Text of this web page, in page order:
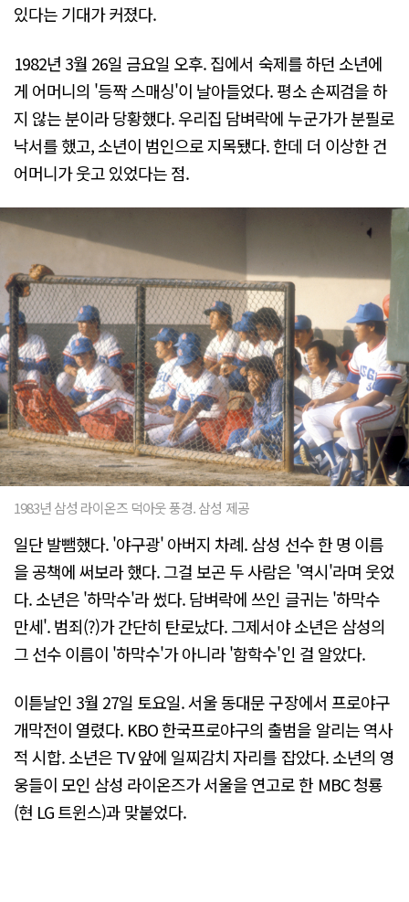
있다는 기대가 커졌다.
1982년 3월 26일 금요일 오후. 집에서 숙제를 하던 소년에
게 어머니의 '등짝 스매싱'이 날아들었다. 평소 손찌검을 하
지 않는 분이라 당황했다. 우리집 담벼락에 누군가가 분필로
낙서를 했고, 소년이 범인으로 지목됐다. 한데 더 이상한 건
어머니가 웃고 있었다는 점.
1983년 삼성 라이온즈 덕아웃 풍경. 삼성 제공
일단 발뺌했다. '야구광' 아버지 차례. 삼성 선수 한 명 이름
을 공책에 써보라 했다. 그걸 보곤 두 사람은 '역시'라며 웃었
다. 소년은 '하막수'라 썼다. 담벼락에 쓰인 글귀는 '하막수
만세'. 범죄(?)가 간단히 탄로났다. 그제서야 소년은 삼성의
그 선수 이름이 '하막수'가 아니라 '함학수'인 걸 알았다.
이튿날인 3월 27일 토요일. 서울 동대문 구장에서 프로야구
개막전이 열렸다. KBO 한국프로야구의 출범을 알리는 역사
적 시합. 소년은 TV 앞에 일찌감치 자리를 잡았다. 소년의 영
웅들이 모인 삼성 라이온즈가 서울을 연고로 한 MBC 청룡
(현 LG 트윈스)과 맞붙었다.